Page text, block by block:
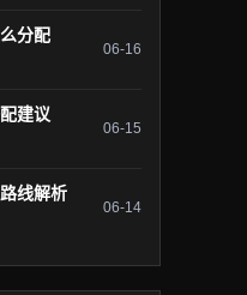
分配
06-16
建议
06-15
线解析
06-14